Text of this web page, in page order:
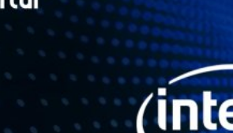
กตัวที่ Qualcomm เคยทำมา แรงกว่า
ละ 865 Plus ที่กำลังจะออกมาในอนาคต
หันไปใช้ชิปเซ็ตของตัวเองบน
ะกาศจะหันไปใช้ชิปเซ็ตของตัวเอง
ที่พัฒนาบนพื้นฐานบนสถาปัตยกรรม ARM
จะทำให้ Intel ต้องเสียลูกค้ารายใหญ่ไปอีก
เพิ่มเติม) ล่าสุดทาง Intel เองก็ออกมาตอบ